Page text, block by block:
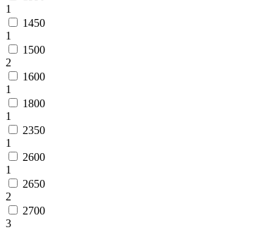
1
1450
1
1500
2
1600
1
1800
1
2350
1
2600
1
2650
2
2700
3